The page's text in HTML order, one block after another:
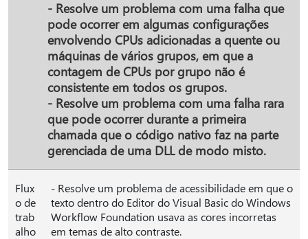
- Resolve um problema com uma falha que
pode ocorrer em algumas configurações
envolvendo CPUs adicionadas a quente ou
máquinas de vários grupos, em que a
contagem de CPUs por grupo não é
consistente em todos os grupos.
- Resolve um problema com uma falha rara
que pode ocorrer durante a primeira
chamada que o código nativo faz na parte
gerenciada de uma DLL de modo misto.
Flux
o de
trab
alho
- Resolve um problema de acessibilidade em que o
texto dentro do Editor do Visual Basic do Windows
Workflow Foundation usava as cores incorretas
em temas de alto contraste.